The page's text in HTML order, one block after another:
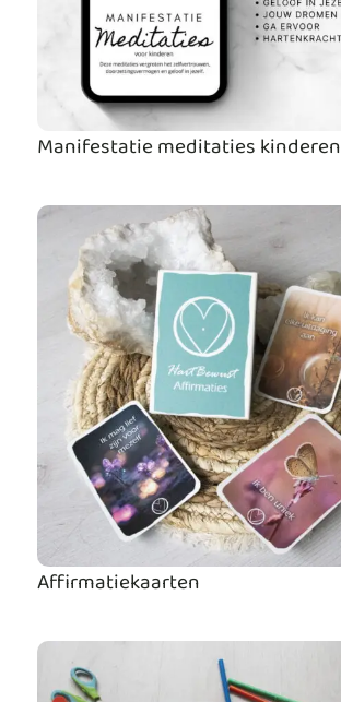
Manifestatie meditaties kinderen
Affirmatiekaarten